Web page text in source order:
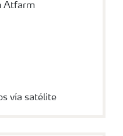
vía satélite